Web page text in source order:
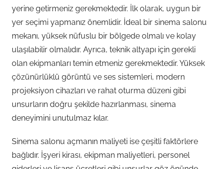
yerine getirmeniz gerekmektedir. İlk olarak, uygun bir
yer seçimi yapmanız önemlidir. İdeal bir sinema salonu
mekanı, yüksek nüfuslu bir bölgede olmalı ve kolay
ulaşılabilir olmalıdır. Ayrıca, teknik altyapı için gerekli
olan ekipmanları temin etmeniz gerekmektedir. Yüksek
çözünürlüklü görüntü ve ses sistemleri, modern
projeksiyon cihazları ve rahat oturma düzeni gibi
unsurların doğru şekilde hazırlanması, sinema
deneyimini unutulmaz kılar.
Sinema salonu açmanın maliyeti ise çeşitli faktörlere
bağlıdır. İşyeri kirası, ekipman maliyetleri, personel